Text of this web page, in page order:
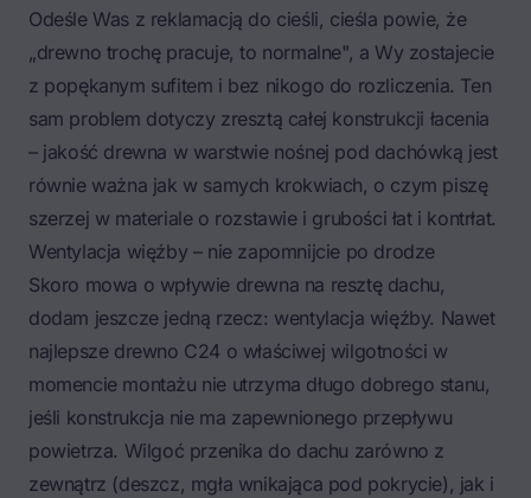
Odeśle Was z reklamacją do cieśli, cieśla powie, że
„drewno trochę pracuje, to normalne", a Wy zostajecie
z popękanym sufitem i bez nikogo do rozliczenia. Ten
sam problem dotyczy zresztą całej konstrukcji łacenia
– jakość drewna w warstwie nośnej pod dachówką jest
równie ważna jak w samych krokwiach, o czym piszę
szerzej w materiale o rozstawie i grubości łat i kontrłat.
Wentylacja więźby – nie zapomnijcie po drodze
Skoro mowa o wpływie drewna na resztę dachu,
dodam jeszcze jedną rzecz: wentylacja więźby. Nawet
najlepsze drewno C24 o właściwej wilgotności w
momencie montażu nie utrzyma długo dobrego stanu,
jeśli konstrukcja nie ma zapewnionego przepływu
powietrza. Wilgoć przenika do dachu zarówno z
zewnątrz (deszcz, mgła wnikająca pod pokrycie), jak i